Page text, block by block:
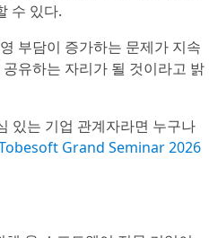
수 있다.
부담이 증가하는 문제가 지속
유하는 자리가 될 것이라고 밝
있는 기업 관계자라면 누구나
Grand Seminar 2026